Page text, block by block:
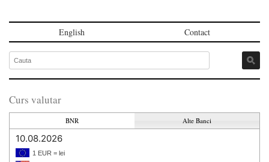
English Contact
Curs valutar
BNR Alte Banci
10.08.2026
1 EUR = lei